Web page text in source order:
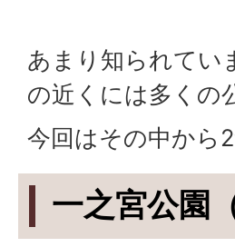
あまり知られてい
の近くには多くの
今回はその中から
一之宮公園